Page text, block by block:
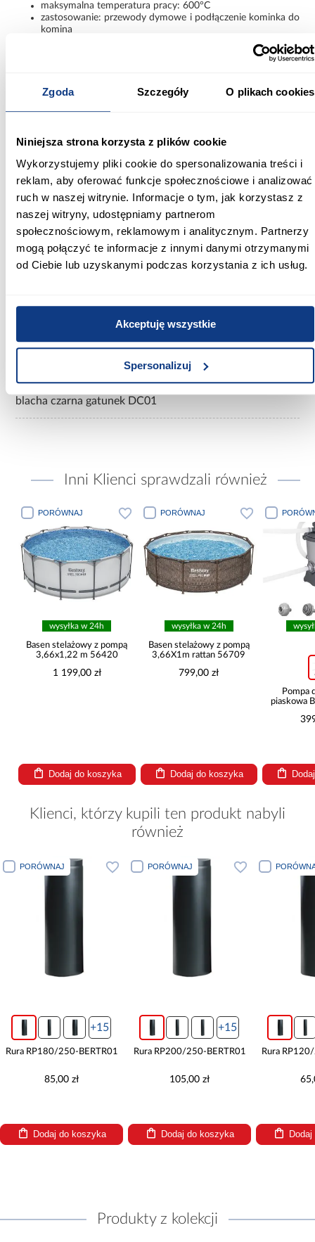
Zgoda Szczegóły O plikach cookies
Niniejsza strona korzysta z plików cookie
Wykorzystujemy pliki cookie do spersonalizowania treści i
reklam, aby oferować funkcje społecznościowe i analizować
ruch w naszej witrynie. Informacje o tym, jak korzystasz z
naszej witryny, udostępniamy partnerom
społecznościowym, reklamowym i analitycznym. Partnerzy
mogą połączyć te informacje z innymi danymi otrzymanymi
od Ciebie lub uzyskanymi podczas korzystania z ich usług.
Akceptuję wszystkie
Spersonalizuj
maksymalna temperatura pracy: 600°C
zastosowanie: przewody dymowe i podłączenie kominka do
komina
Informacje o produkcie
200
Zastosowanie/przenaczenie:
przewody dymowe
Długość [m]:
0,25 m
2 mm
Kolor:
Materiał wykonania:
blacha czarna gatunek DC01
Inni Klienci sprawdzali również
PORÓWNAJ
wysyłka w 24h
Basen stelażowy z pompą
3,66x1,22 m 56420
1 199,00 zł
Dodaj do koszyka
PORÓWNAJ
wysyłka w 24h
Basen stelażowy z pompą
3,66X1m rattan 56709
799,00 zł
Dodaj do koszyka
Pompa
piaskowa
Klienci, którzy kupili ten produkt nabyli
również
PORÓWNAJ
+15
Rura RP180/250-BERTR01
85,00 zł
Dodaj do koszyka
PORÓWNAJ
+15
Rura RP200/250-BERTR01
105,00 zł
Dodaj do koszyka
Rura
Produkty z kolekcji